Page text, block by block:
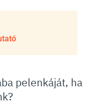
pelenkáját, ha